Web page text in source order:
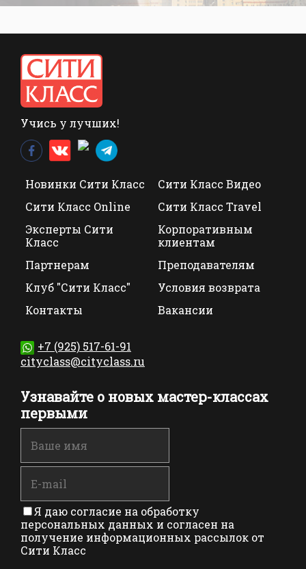
Учись у лучших!
Новинки Сити Класс
Сити Класс Видео
Сити Класс Online
Сити Класс Travel
Эксперты Сити
Класс
Корпоративным
клиентам
Партнерам
Преподавателям
Клуб "Сити Класс"
Условия возврата
Контакты
Вакансии
+7 (925) 517-61-91
cityclass@cityclass.ru
Узнавайте о новых мастер-классах
первыми
Я даю согласие на обработку
персональных данных и согласен на
получение информационных рассылок от
Сити Класс